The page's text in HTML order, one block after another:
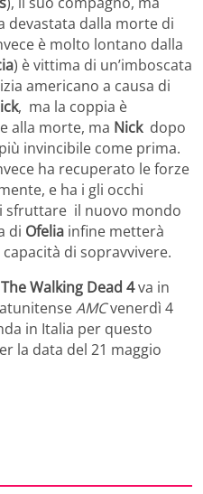
devastata dalla morte di
è molto lontano dalla
) è vittima di un’imboscata
americano a causa di
, ma la coppia è
alla morte, ma Nickdopo
invincibile come prima.
ha recuperato le forze
e ha i gli occhi
sfruttare il nuovo mondo
di Ofelia infine metterà
di sopravvivere.
Walking Dead 4va in
AMCvenerdì 4
in Italia per questo
la data del 21 maggio